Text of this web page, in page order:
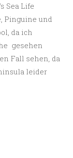
Sea Life
Pinguine und
da ich
gesehen
Fall sehen, da
leider